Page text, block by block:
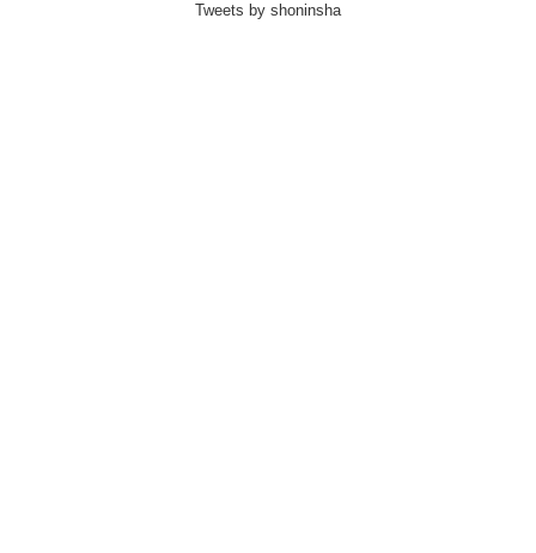
Tweets by shoninsha